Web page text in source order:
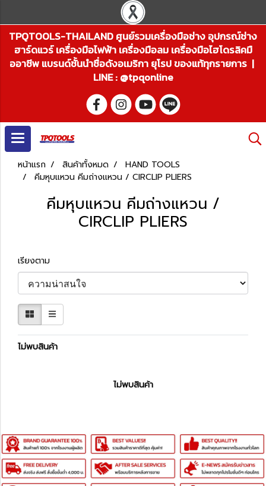
TPQTOOLS-THAILAND ศูนย์รวมเครื่องมือช่าง อุปกรณ์ช่าง
ฮาร์ดแวร์ เครื่องมือไฟฟ้า เครื่องมือลม เครื่องมือไฮโดรลิคมื
ออาชีพ แบรนด์ชั้นนำชื่อดังอเมริกา ยุโรป ของแท้ทุกรายการ |
LINE : @tpqonline
หน้าแรก สินค้าทั้งหมด
HAND TOOLS
คีมหุบแหวน คีมถ่างแหวน / CIRCLIP PLIERS
คีมหุบแหวน คีมถ่างแหวน /
CIRCLIP PLIERS
เรียงตาม
ไม่พบสินค้า
ไม่พบสินค้า